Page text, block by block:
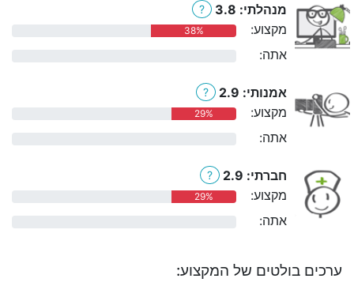
מנהלתי: 3.8 ?
מקצוע: 38%
אתה:
אמנותי: 2.9 ?
מקצוע: 29%
אתה:
חברתי: 2.9 ?
מקצוע: 29%
אתה:
ערכים בולטים של המקצוע: